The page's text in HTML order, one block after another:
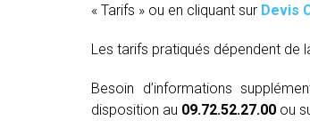
« Tarifs » ou en cliquant sur Devis
Les tarifs pratiqués dépendent de
Besoin d’informations
disposition au 09.72.52.27.00 ou